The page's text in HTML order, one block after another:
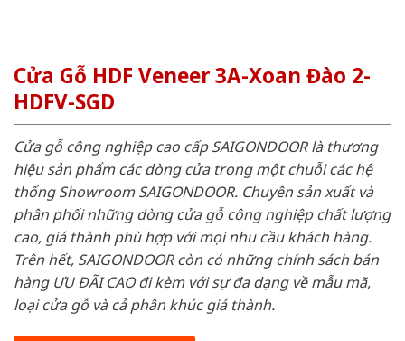
Cửa Gỗ HDF Veneer 3A-Xoan Đào 2-
HDFV-SGD
Cửa gỗ công nghiệp cao cấp SAIGONDOOR là thương
hiệu sản phẩm các dòng cửa trong một chuỗi các hệ
thống Showroom SAIGONDOOR. Chuyên sản xuất và
phân phối những dòng cửa gỗ công nghiệp chất lượng
cao, giá thành phù hợp với mọi nhu cầu khách hàng.
Trên hết, SAIGONDOOR còn có những chính sách bán
hàng ƯU ĐÃI CAO đi kèm với sự đa dạng về mẫu mã,
loại cửa gỗ và cả phân khúc giá thành.